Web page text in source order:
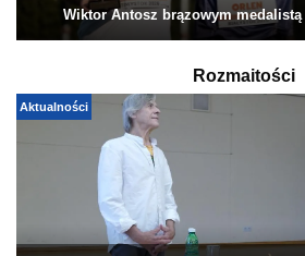
Wiktor Antosz brązowym
Rozmaitości
Aktualności